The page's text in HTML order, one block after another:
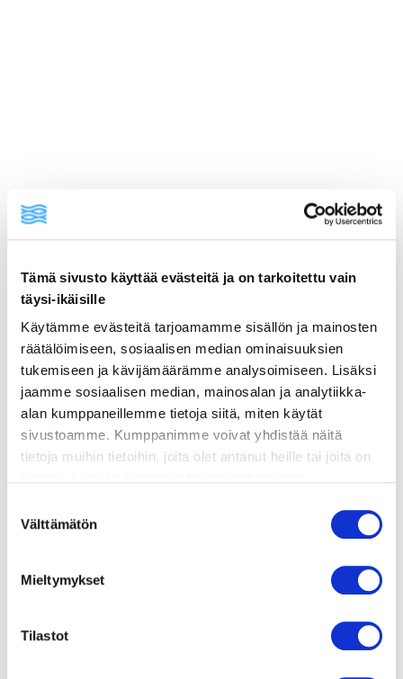
Tämä sivusto käyttää evästeitä ja on tarkoitettu vain
täysi-ikäisille
Käytämme evästeitä tarjoamamme sisällön ja mainosten
räätälöimiseen, sosiaalisen median ominaisuuksien
tukemiseen ja kävijämäärämme analysoimiseen. Lisäksi
jaamme sosiaalisen median, mainosalan ja analytiikka-
alan kumppaneillemme tietoja siitä, miten käytät
sivustoamme. Kumppanimme voivat yhdistää näitä
tietoja muihin tietoihin, joita olet antanut heille tai joita on
tai vanhempi. Vahvista ikäsi käyttääksesi sivustoa.
valinta
Välttämätön
Mieltymykset
Tilastot
ainekset
valmistusohje
lisätietoja
500 g lohifileetä
1 rkl rypsiöljyä
1 rkl provencen yrttiseosta